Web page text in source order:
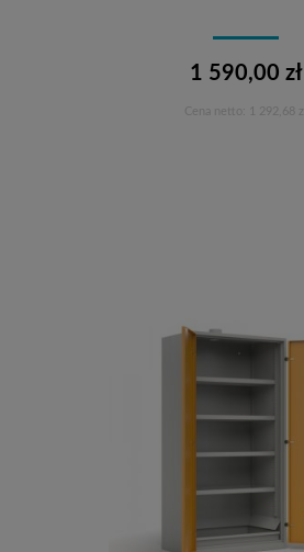
1 590,00 zł
1 292,68 zł